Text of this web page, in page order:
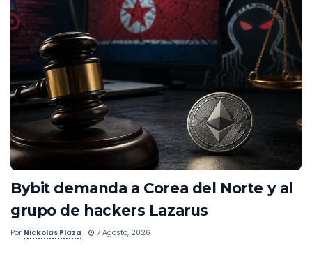
Bybit demanda a Corea del Norte y al
grupo de hackers Lazarus
Por Nickolas Plaza 7 Agosto, 2026